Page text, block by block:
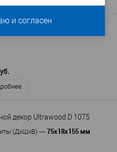
декор Ultrawood D 1075
(ДхШхВ)— 75х18х155 мм
и согласен